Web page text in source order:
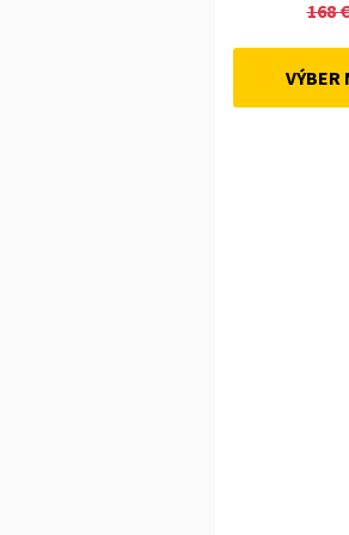
168€
VÝBER